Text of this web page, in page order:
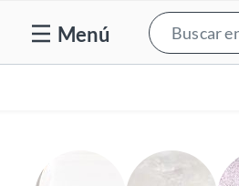
Menú